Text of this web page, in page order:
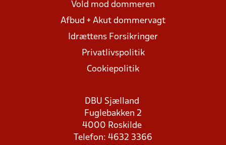
Vold mod dommeren
Afbud + Akut dommervagt
Idrættens Forsikringer
Privatlivspolitik
Cookiepolitik
DBU Sjælland
Fuglebakken 2
4000 Roskilde
Telefon: 4632 3366